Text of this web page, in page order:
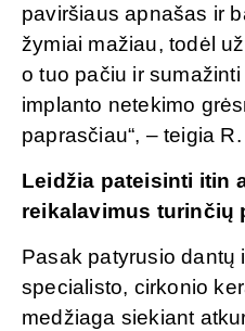
paviršiaus apnašas ir
žymiai mažiau, todėl
o tuo pačiu ir
implanto netekimo
paprasčiau“, – teigia
Leidžia pateisinti itin
reikalavimus turinčių
Pasak patyrusio dantų
specialisto, cirkonio
medžiaga siekiant